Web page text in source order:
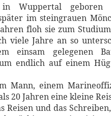
Wuppertal
im steingrauen
floh sie zum
viele Jahre an so
einsam gelegenen
endlich auf einem
Mann, einem
20 Jahren eine kleine
Reisen und das